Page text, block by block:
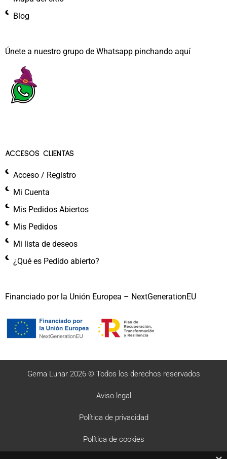
Blog
Únete a nuestro grupo de Whatsapp pinchando aquí​
ACCESOS CLIENTAS
Acceso / Registro
Mi Cuenta
Mis Pedidos Abiertos
Mis Pedidos
Mi lista de deseos
¿Qué es Pedido abierto?
Financiado por la Unión Europea – NextGenerationEU
Gema Lunar 2026 © Todos los derechos reservados
Aviso legal
Política de privacidad
Política de cookies